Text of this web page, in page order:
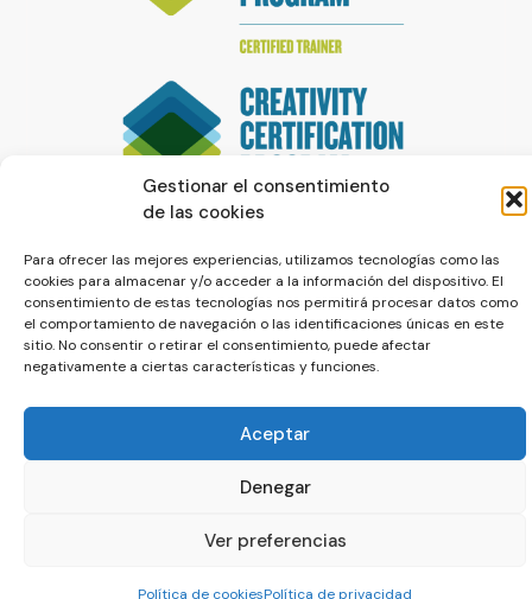
Gestionar el consentimiento
de las cookies
Para ofrecer las mejores experiencias, utilizamos tecnologías como las
cookies para almacenar y/o acceder a la información del dispositivo. El
consentimiento de estas tecnologías nos permitirá procesar datos como
el comportamiento de navegación o las identificaciones únicas en este
sitio. No consentir o retirar el consentimiento, puede afectar
negativamente a ciertas características y funciones.
Aceptar
Denegar
Ver preferencias
Política de cookiesPolítica de privacidad
Política de privacidad